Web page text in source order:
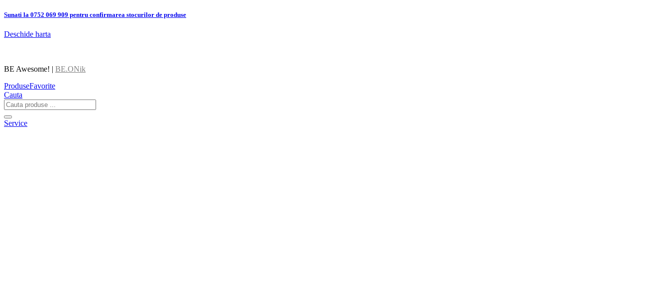
Sunati la 0752 069 909 pentru confirmarea stocurilor de produse
Deschide harta
BE Awesome! | BE.ONik
ProduseFavorite
Cauta
Service